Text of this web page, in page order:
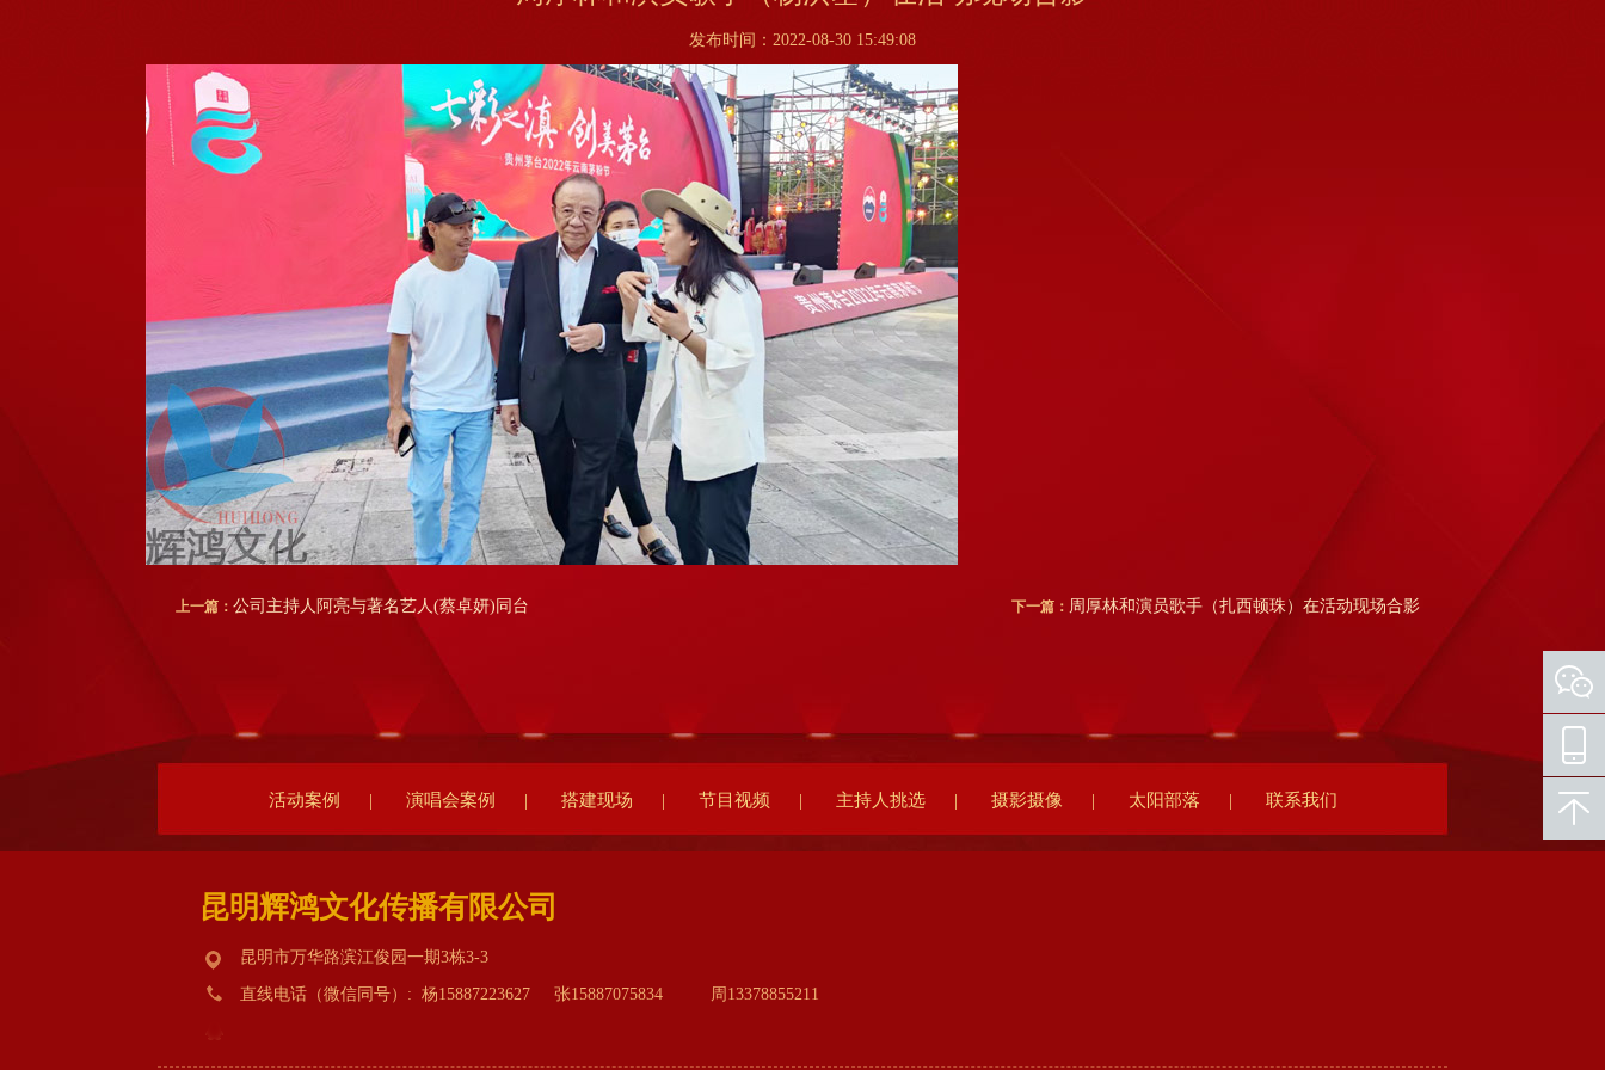
发布时间：2022-08-30 15:49:08
上一篇： 公司主持人阿亮与著名艺人(蔡卓妍)同台 下一篇： 周厚林和演员歌手（扎西顿珠）在活动现场合影
活动案例 | 演唱会案例 | 搭建现场 | 节目视频 | 主持人挑选 | 摄影摄像 | 太阳部落 | 联系我们
昆明辉鸿文化传播有限公司
昆明市万华路滨江俊园一期3栋3-3
直线电话（微信同号）: 杨15887223627 张15887075834 周13378855211